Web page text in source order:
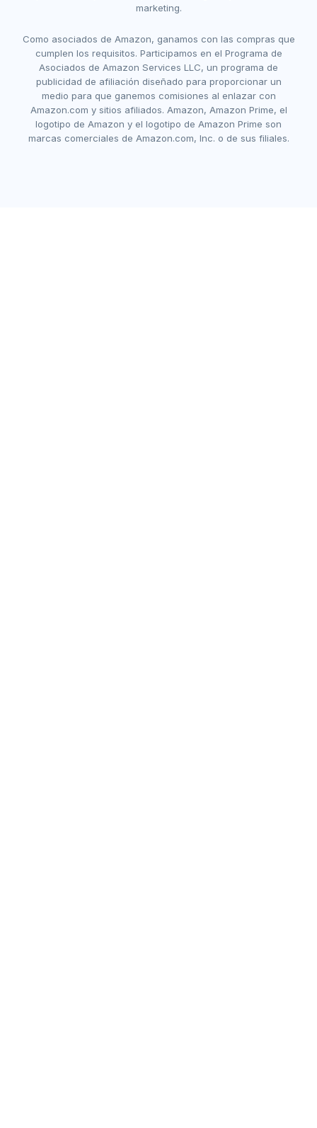
marketing.
Como asociados de Amazon, ganamos con las compras que
cumplen los requisitos. Participamos en el Programa de
Asociados de Amazon Services LLC, un programa de
publicidad de afiliación diseñado para proporcionar un
medio para que ganemos comisiones al enlazar con
Amazon.com y sitios afiliados. Amazon, Amazon Prime, el
logotipo de Amazon y el logotipo de Amazon Prime son
marcas comerciales de Amazon.com, Inc. o de sus filiales.